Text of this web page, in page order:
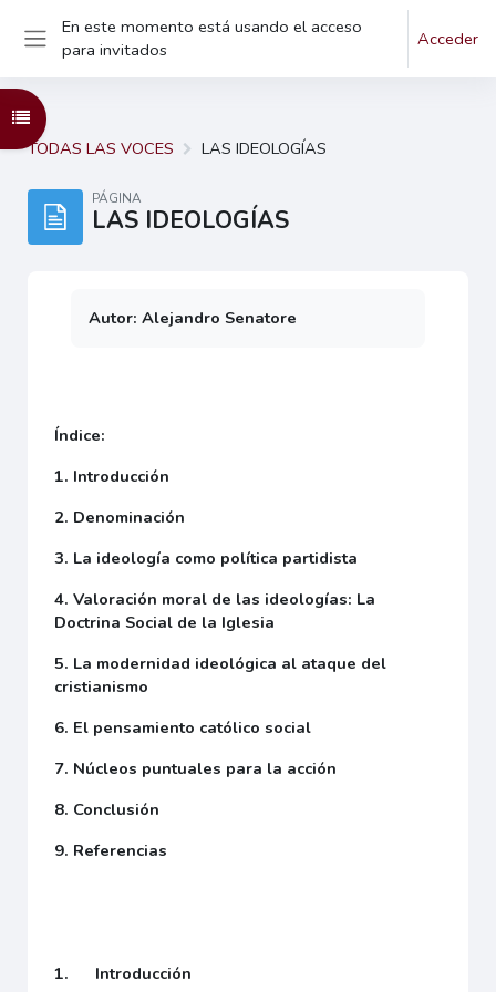
Salta al contenido principal
Panel lateral
En este momento está usando el acceso
para invitados
Acceder
TODAS LAS VOCES LAS IDEOLOGÍAS
PÁGINA
LAS IDEOLOGÍAS
Abrir índice del curso
Autor: Alejandro Senatore
Índice:
1. Introducción
2. Denominación
3. La ideología como política partidista
4. Valoración moral de las ideologías: La
Doctrina Social de la Iglesia
5. La modernidad ideológica al ataque del
cristianismo
6. El pensamiento católico social
7. Núcleos puntuales para la acción
8. Conclusión
9. Referencias
1. Introducción